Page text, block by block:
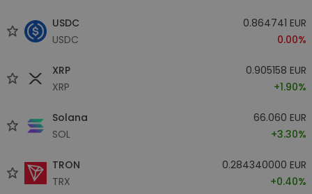
USDC
USDC
0.864741 EUR
0.00%
XRP
XRP
0.905158 EUR
+1.90%
Solana
SOL
66.060 EUR
+3.30%
TRON
TRX
0.284340000 EUR
+0.40%